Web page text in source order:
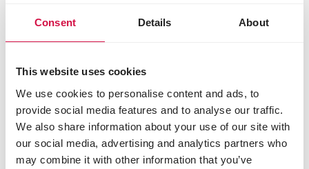
Consent Details About
This website uses cookies
We use cookies to personalise content and ads, to
provide social media features and to analyse our traffic.
We also share information about your use of our site with
our social media, advertising and analytics partners who
may combine it with other information that you’ve
Productinfo Gebruiksaanwijzing
Gemiddeld 30 g voeder per dag per duif en altijd
zuiver drinkwater voorzien.